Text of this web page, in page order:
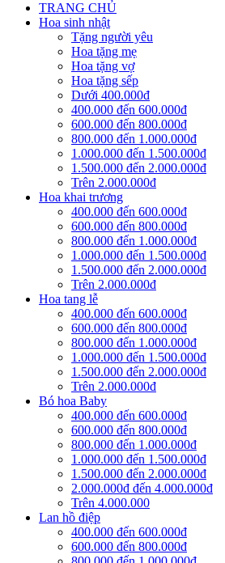
TRANG CHỦ
Hoa sinh nhật
Tặng người yêu
Hoa tặng mẹ
Hoa tặng vợ
Hoa tặng sếp
Dưới 400.000đ
400.000 đến 600.000đ
600.000 đến 800.000đ
800.000 đến 1.000.000đ
1.000.000 đến 1.500.000đ
1.500.000 đến 2.000.000đ
Trên 2.000.000đ
Hoa khai trương
400.000 đến 600.000đ
600.000 đến 800.000đ
800.000 đến 1.000.000đ
1.000.000 đến 1.500.000đ
1.500.000 đến 2.000.000đ
Trên 2.000.000đ
Hoa tang lễ
400.000 đến 600.000đ
600.000 đến 800.000đ
800.000 đến 1.000.000đ
1.000.000 đến 1.500.000đ
1.500.000 đến 2.000.000đ
Trên 2.000.000đ
Bó hoa Baby
400.000 đến 600.000đ
600.000 đến 800.000đ
800.000 đến 1.000.000đ
1.000.000 đến 1.500.000đ
1.500.000 đến 2.000.000đ
2.000.000đ đến 4.000.000đ
Trên 4.000.000
Lan hồ điệp
400.000 đến 600.000đ
600.000 đến 800.000đ